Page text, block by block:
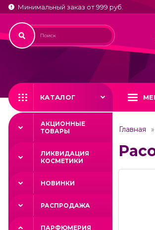
Минимальный заказ от 999 руб.
КАТАЛОГ
АКЦИОННЫЕ
ТОВАРЫ
ЛИКВИДАЦИЯ
КОСМЕТИКИ
НОВИНКИ
РАСПРОДАЖА
ПАРФЮМЕРИЯ
Главная